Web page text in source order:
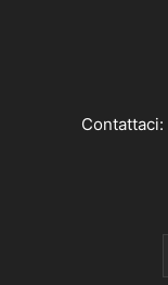
Contattaci: